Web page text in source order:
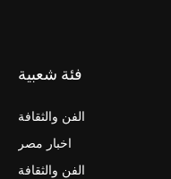
فئة شعبية
الفن والثقافة
اخبار مصر
الفن والثقافة